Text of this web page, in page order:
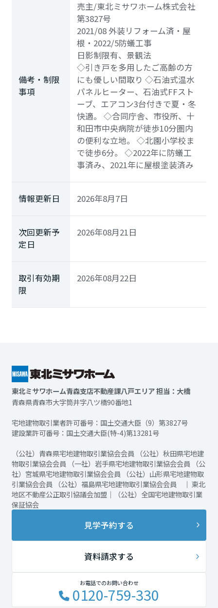
備考・制限
事項
売主/東北ミサワホーム株式会社
第3827号
2021/08 外装リフォーム済・屋
根・2022/5防蟻工事
日影制限有、景観法
◇引き戸を多用したご高齢の方
にも優しい間取り ◇石油式温水
パネルヒーター、石油式FFスト
ーブ、エアコン3台付きで夏・冬
快適。 ◇合同庁舎、市役所、十
和田市中央病院が徒歩10分圏内
の便利な立地。 ◇北園小学校ま
で徒歩6分。 ◇2022年に防蟻工
事済み、2021年に屋根塗装済み
情報更新日 2026年8月7日
次回更新予
定日
2026年08月21日
取引有効期
限
2026年08月22日
東北ミサワホーム青森支店不動産課八戸エリア 担当：大橋
青森県青森市大字筒井字八ツ橋90番地1
宅地建物取引業者許可番号：国土交通大臣（9）第3827号
建設業許可番号：国土交通大臣(特-4)第13281号
（公社）青森県宅地建物取引業協会会員 （公社）秋田県宅地建
物取引業協会会員 （一社）岩手県宅地建物取引業協会会員 （公
社）宮城県宅地建物取引業協会会員 （公社）山形県宅地建物取
引業協会会員 （公社）福島県宅地建物取引業協会会員 ｜ 東北
地区不動産公正取引協議会加盟｜（公社）全国宅地建物取引業
保証協会
見学予約する
資料請求する
お電話でのお問い合わせ
0120-759-330